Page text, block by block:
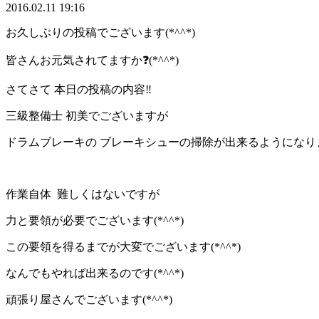
2016.02.11 19:16
お久しぶりの投稿でございます(*^^*)
皆さんお元気されてますか❓(*^^*)
さてさて 本日の投稿の内容‼️
三級整備士 初美でございますが
ドラムブレーキの ブレーキシューの掃除が出来るようにな
作業自体 難しくはないですが
力と要領が必要でございます(*^^*)
この要領を得るまでが大変でございます(*^^*)
なんでもやれば出来るのです(*^^*)
頑張り屋さんでございます(*^^*)